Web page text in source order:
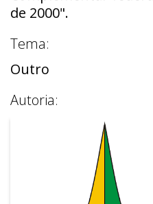
de 2000".
Tema:
Outro
Autoria: